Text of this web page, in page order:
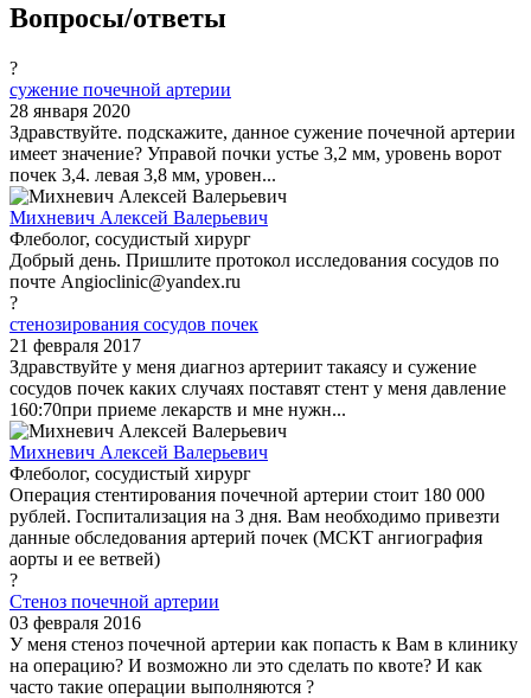
Вопросы/ответы
?
сужение почечной артерии
28 января 2020
Здравствуйте. подскажите, данное сужение почечной артерии
имеет значение? Управой почки устье 3,2 мм, уровень ворот
почек 3,4. левая 3,8 мм, уровен...
Михневич Алексей Валерьевич
Флеболог, сосудистый хирург
Добрый день. Пришлите протокол исследования сосудов по
почте Angioclinic@yandex.ru
?
стенозирования сосудов почек
21 февраля 2017
Здравствуйте у меня диагноз артериит такаясу и сужение
сосудов почек каких случаях поставят стент у меня давление
160:70при приеме лекарств и мне нужн...
Михневич Алексей Валерьевич
Флеболог, сосудистый хирург
Операция стентирования почечной артерии стоит 180 000
рублей. Госпитализация на 3 дня. Вам необходимо привезти
данные обследования артерий почек (МСКТ ангиография
аорты и ее ветвей)
?
Стеноз почечной артерии
03 февраля 2016
У меня стеноз почечной артерии как попасть к Вам в клинику
на операцию? И возможно ли это сделать по квоте? И как
часто такие операции выполняются ?